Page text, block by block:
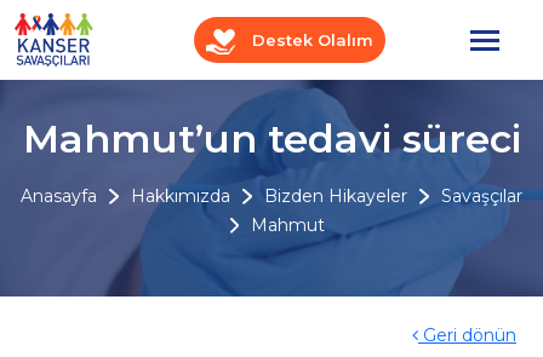
Destek Olalım
Mahmut’un tedavi süreci
Anasayfa Hakkımızda Bizden Hikayeler
Savaşçılar
Mahmut
Geri dönün